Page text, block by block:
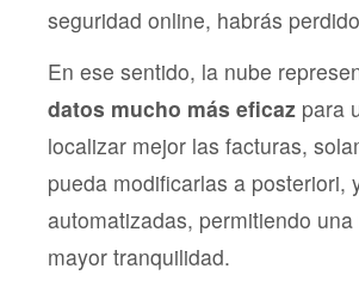
seguridad online, habrás
En ese sentido, la nube
datos mucho más eficaz para
localizar mejor las facturas,
pueda modificarlas a posteriori,
automatizadas, permitiendo
mayor tranquilidad.